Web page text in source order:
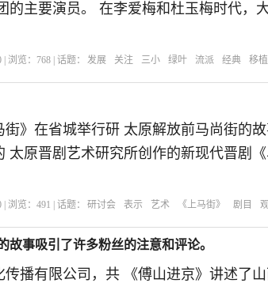
的主要演员。 在李爱梅和杜玉梅时代，
| 浏览： 768 | 话题： 发展 关注 三小 绿叶 流派 经典 移植
》在省城举行研 太原解放前马尚街的
太原晋剧艺术研究所创作的新现代晋剧
| 浏览： 491 | 话题： 研讨会 表示 艺术 《上马街》 剧目
故事吸引了许多粉丝的注意和评论。
播有限公司，共 《傅山进京》讲述了